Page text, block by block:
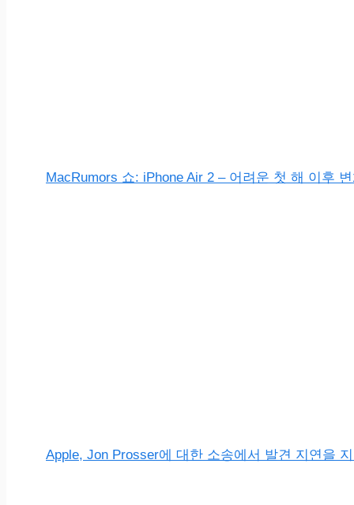
MacRumors 쇼: iPhone Air 2 – 어려운 첫 해 이후
Apple, Jon Prosser에 대한 소송에서 발견 지연을